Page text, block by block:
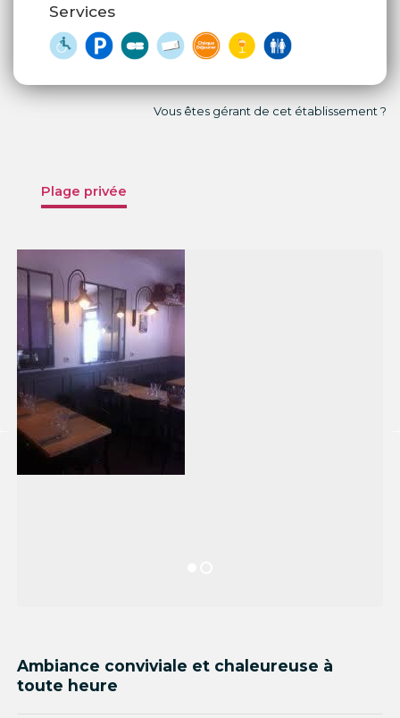
Services
Vous êtes gérant de cet établissement ?
Plage privée
Ambiance conviviale et chaleureuse à
toute heure